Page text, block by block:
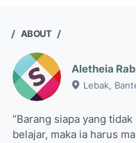
ABOUT
Aletheia
Lebak,
“Barang siapa yang
belajar, maka ia harus